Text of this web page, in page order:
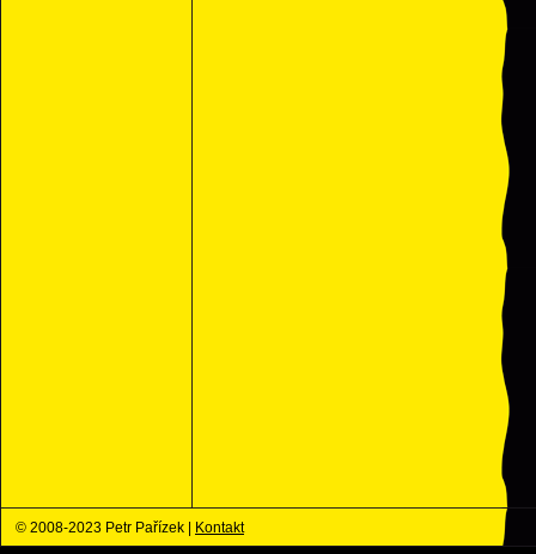
© 2008-2023 Petr Pařízek | Kontakt